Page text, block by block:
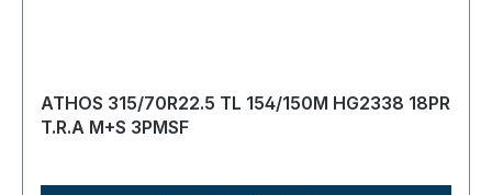
ATHOS 315/70R22.5 TL 154/150M HG2338 18PR
T.R.A M+S 3PMSF